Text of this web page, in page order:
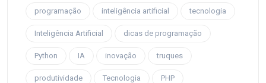
programação inteligência artificial tecnologia
Inteligência Artificial dicas de programação
Python IA inovação truques
produtividade Tecnologia PHP